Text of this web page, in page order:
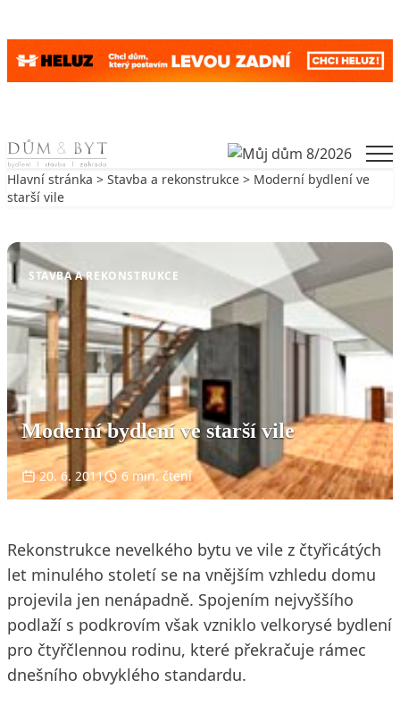
Skip to content
Hlavní stránka > Stavba a rekonstrukce > Moderní bydlení ve
starší vile
STAVBA A REKONSTRUKCE
Moderní bydlení ve starší vile
20. 6. 2011 6 min. čtení
Rekonstrukce nevelkého bytu ve vile z čtyřicátých
let minulého století se na vnějším vzhledu domu
projevila jen nenápadně. Spojením nejvyššího
podlaží s podkrovím však vzniklo velkorysé bydlení
pro čtyřčlennou rodinu, které překračuje rámec
dnešního obvyklého standardu.